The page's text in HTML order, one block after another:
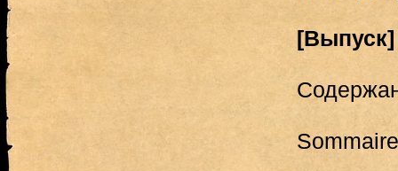
[Выпуск]
Sommaire